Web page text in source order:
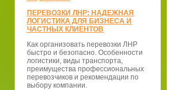
ПЕРЕВОЗКИ ЛНР: НАДЕЖНАЯ
ЛОГИСТИКА ДЛЯ БИЗНЕСА И
ЧАСТНЫХ КЛИЕНТОВ
Как организовать перевозки ЛНР
быстро и безопасно. Особенности
логистики, виды транспорта,
преимущества профессиональных
перевозчиков и рекомендации по
выбору компании.